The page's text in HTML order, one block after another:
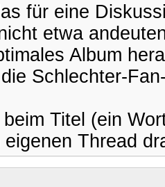
für eine
etwa
Album
Schlechter-
Titel (ein
Thread